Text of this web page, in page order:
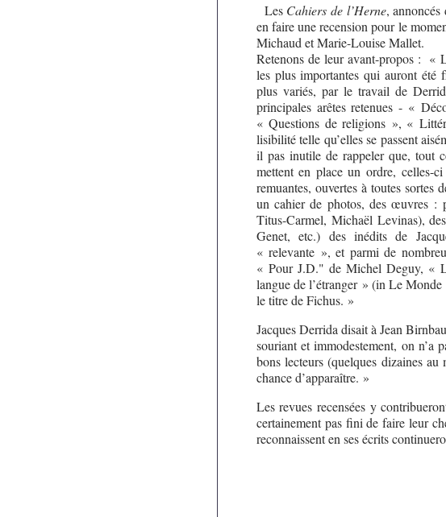
Les Cahiers de l’Herne,
en faire une recension pour le
Michaud et Marie-Louise Mallet.
Retenons de leur avant-propos : «
les plus importantes qui auront été
plus variés, par le travail de
principales arêtes retenues - «
« Questions de religions », «
lisibilité telle qu’elles se passent
il pas inutile de rappeler que, tout
mettent en place un ordre, celles-
remuantes, ouvertes à toutes sortes
un cahier de photos, des œuvres :
Titus-Carmel, Michaël Levinas),
Genet, etc.) des inédits de
« relevante », et parmi de
« Pour J.D." de Michel Deguy, «
langue de l’étranger » (in Le
le titre de Fichus. »
Jacques Derrida disait à Jean
souriant et immodestement, on
bons lecteurs (quelques dizaines
chance d’apparaître. »
Les revues recensées y
certainement pas fini de faire leur
reconnaissent en ses écrits